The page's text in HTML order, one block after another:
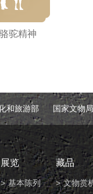
骆驼精神
和旅游部 国家文物局
展览
基本陈列
藏品
文物赏